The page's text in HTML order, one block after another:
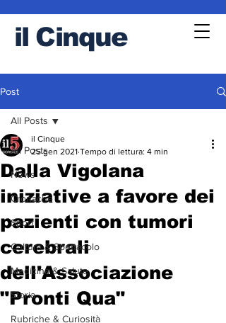
il Cinque
Post
All Posts
News
Cronache
Sport
Cultura & Spettacolo
Medicina & Salute
Storia
Rubriche & Curiosità
All Posts
Dalla Vigolana
iniziative a favore dei
pazienti con tumori
cerebrali
dell'Associazione
"Pronti Qua"
il Cinque
25 gen 2021 Tempo di lettura: 4 min